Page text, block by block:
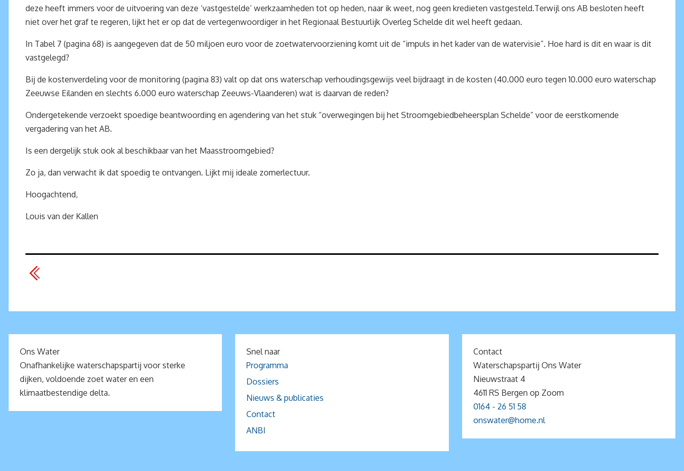
deze heeft immers voor de uitvoering van deze ‘vastgestelde’ werkzaamheden tot op heden, naar ik weet, nog geen kredieten vastgesteld.Terwijl ons AB besloten heeft
niet over het graf te regeren, lijkt het er op dat de vertegenwoordiger in het Regionaal Bestuurlijk Overleg Schelde dit wel heeft gedaan.
In Tabel 7 (pagina 68) is aangegeven dat de 50 miljoen euro voor de zoetwatervoorziening komt uit de “impuls in het kader van de watervisie”. Hoe hard is dit en waar is dit
vastgelegd?
Bij de kostenverdeling voor de monitoring (pagina 83) valt op dat ons waterschap verhoudingsgewijs veel bijdraagt in de kosten (40.000 euro tegen 10.000 euro waterschap
Zeeuwse Eilanden en slechts 6.000 euro waterschap Zeeuws-Vlaanderen) wat is daarvan de reden?
Ondergetekende verzoekt spoedige beantwoording en agendering van het stuk “overwegingen bij het Stroomgebiedbeheersplan Schelde” voor de eerstkomende
vergadering van het AB.
Is een dergelijk stuk ook al beschikbaar van het Maasstroomgebied?
Zo ja, dan verwacht ik dat spoedig te ontvangen. Lijkt mij ideale zomerlectuur.
Hoogachtend,
Louis van der Kallen
Ons Water
Onafhankelijke waterschapspartij voor sterke
dijken, voldoende zoet water en een
klimaatbestendige delta.
Snel naar
Programma
Dossiers
Nieuws & publicaties
Contact
ANBI
Contact
Waterschapspartij Ons Water
Nieuwstraat 4
4611 RS Bergen op Zoom
0164 - 26 51 58
onswater@home.nl